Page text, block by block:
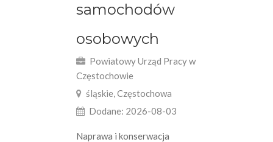
samochodów
osobowych
Powiatowy Urząd Pracy w
Częstochowie
śląskie, Częstochowa
Dodane: 2026-08-03
Naprawa i konserwacja